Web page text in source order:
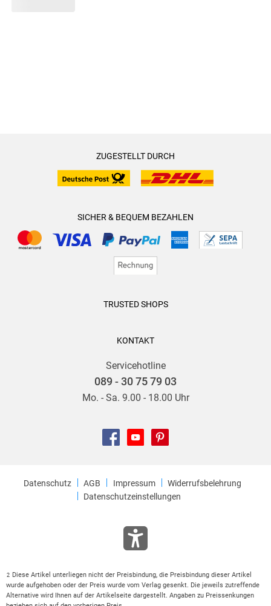
ZUGESTELLT DURCH
SICHER & BEQUEM BEZAHLEN
TRUSTED SHOPS
KONTAKT
Servicehotline
089 - 30 75 79 03
Mo. - Sa. 9.00 - 18.00 Uhr
Datenschutz AGB Impressum
Widerrufsbelehrung
Datenschutzeinstellungen
2
Diese Artikel unterliegen nicht der Preisbindung, die Preisbindung dieser Artikel
wurde aufgehoben oder der Preis wurde vom Verlag gesenkt. Die jeweils zutreffende
Alternative wird Ihnen auf der Artikelseite dargestellt. Angaben zu Preissenkungen